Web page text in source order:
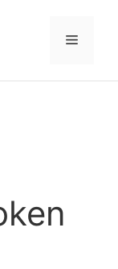
Меню